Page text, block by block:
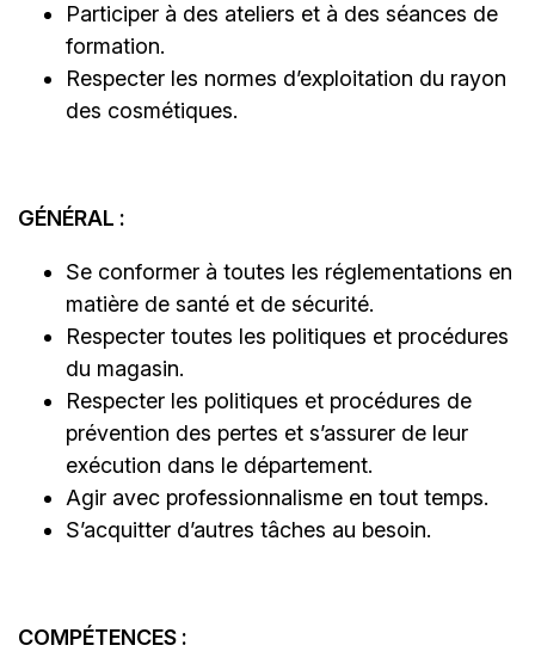
Participer à des ateliers et à des séances de
formation.
Respecter les normes d’exploitation du rayon
des cosmétiques.
GÉNÉRAL :
Se conformer à toutes les réglementations en
matière de santé et de sécurité.
Respecter toutes les politiques et procédures
du magasin.
Respecter les politiques et procédures de
prévention des pertes et s’assurer de leur
exécution dans le département.
Agir avec professionnalisme en tout temps.
S’acquitter d’autres tâches au besoin.
COMPÉTENCES :